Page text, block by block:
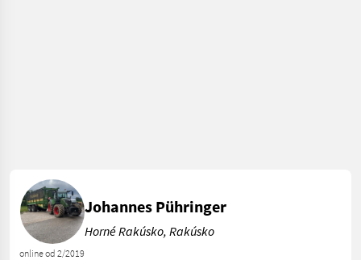
online od 2/2019
Johannes Pühringer
Horné Rakúsko, Rakúsko